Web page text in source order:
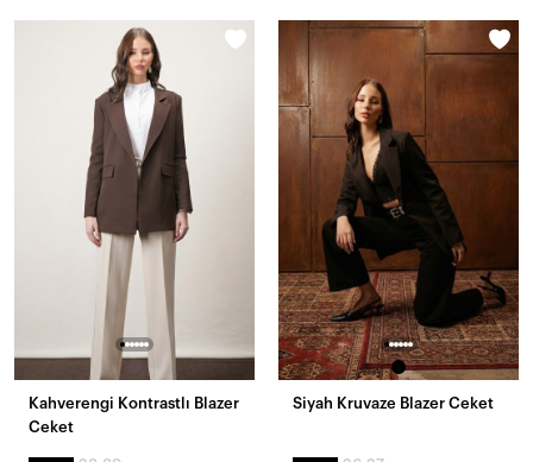
Kahverengi Kontrastlı Blazer
Ceket
Siyah Kruvaze Blazer Ceket